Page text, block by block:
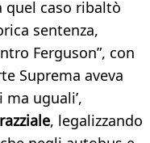
quel caso ribaltò
sentenza,
Ferguson”, con
Suprema aveva
uguali’,
, legalizzando